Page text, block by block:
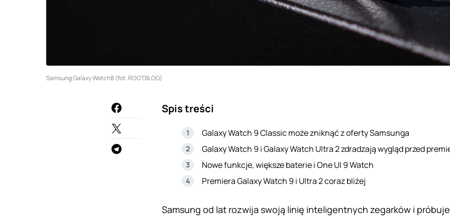
Samsung Galaxy Watch8 (fot. ROOTBLOG)
Spis treści
Galaxy Watch 9 Classic może zniknąć z oferty Samsunga
Galaxy Watch 9 i Galaxy Watch Ultra 2 zdradzają wygląd przed
Nowe funkcje, większe baterie i One UI 9 Watch
Premiera Galaxy Watch 9 i Ultra 2 coraz bliżej
Samsung od lat rozwija swoją linię inteligentnych zegarków i